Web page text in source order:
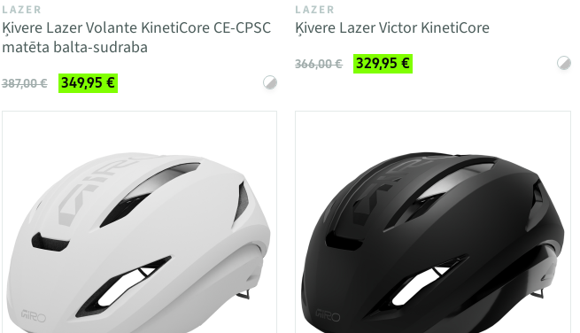
LAZER
Ķivere Lazer Volante KinetiCore CE-CPSC
matēta balta-sudraba
387,00 € 349,95 €
LAZER
Ķivere Lazer Victor KinetiCore
366,00 € 329,95 €